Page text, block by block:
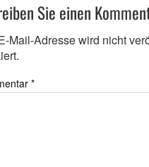
Sie einen
Mail-Adresse wird nicht
*